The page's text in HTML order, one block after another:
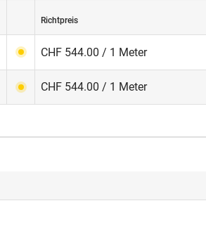
Richtpreis
CHF 544.00 / 1 Meter
CHF 544.00 / 1 Meter